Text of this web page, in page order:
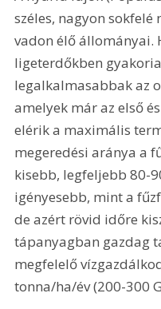
széles, nagyon
vadon élő állományai.
ligeterdőkben
legalkalmasabbak az
amelyek már az első
elérik a maximális
megeredési aránya a
kisebb, legfeljebb 80-
igényesebb, mint a
de azért rövid időre
tápanyagban gazdag
megfelelő
tonna/ha/év (200-300